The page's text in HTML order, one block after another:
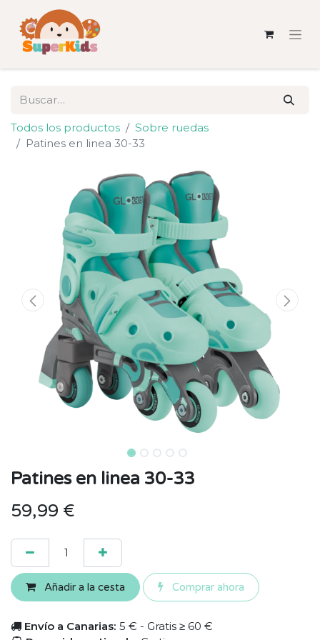
Todos los productos
Sobre ruedas
Patines en linea 30-33
Patines en linea 30-33
59,99 €
Añadir a la cesta Comprar ahora
Envío a Canarias: 5 € - Gratis ≥ 60 €